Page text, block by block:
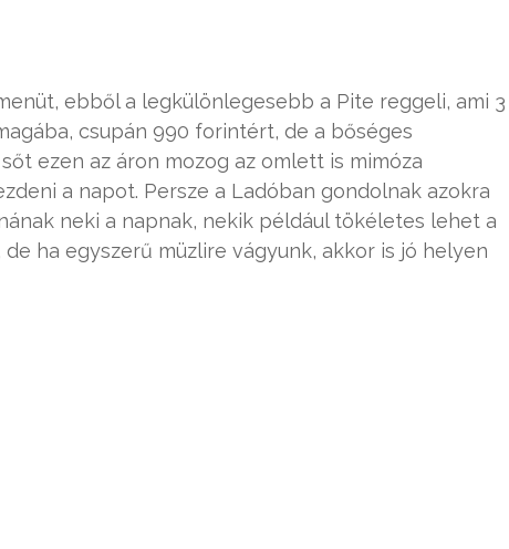
ebből a legkülönlegesebb a Pite reggeli, ami 3
csupán 990 forintért, de a bőséges
ezen az áron mozog az omlett is mimóza
a napot. Persze a Ladóban gondolnak azokra
neki a napnak, nekik például tökéletes lehet a
ha egyszerű müzlire vágyunk, akkor is jó helyen